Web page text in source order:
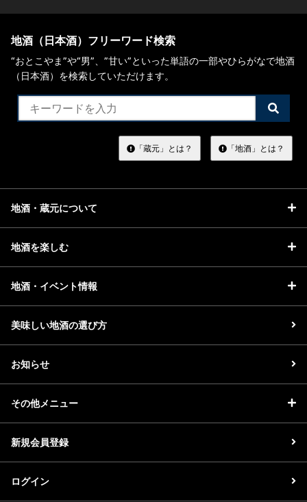
地酒（日本酒）フリーワード検索
“おとこやま”や“男”、”甘い”といった単語の一部やひらがなで地酒
（日本酒）を検索していただけます。
検
索
す
る
「蔵元」とは？ 「地酒」とは？
地酒・蔵元について
地酒を楽しむ
地酒・イベント情報
美味しい地酒の選び方
お知らせ
その他メニュー
新規会員登録
ログイン